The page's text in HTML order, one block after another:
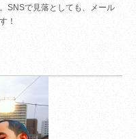
SNSで見落としても、メール
！